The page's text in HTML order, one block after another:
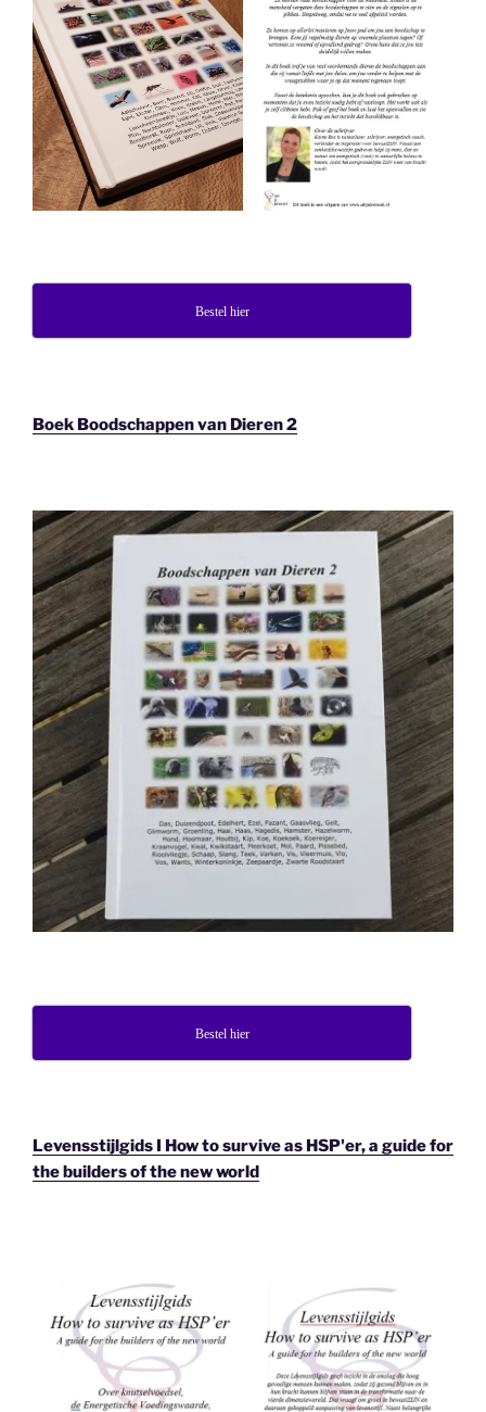
Bestel hier
Boek Boodschappen van Dieren 2
Bestel hier
Levensstijlgids I How to survive as HSP'er, a guide for
the builders of the new world